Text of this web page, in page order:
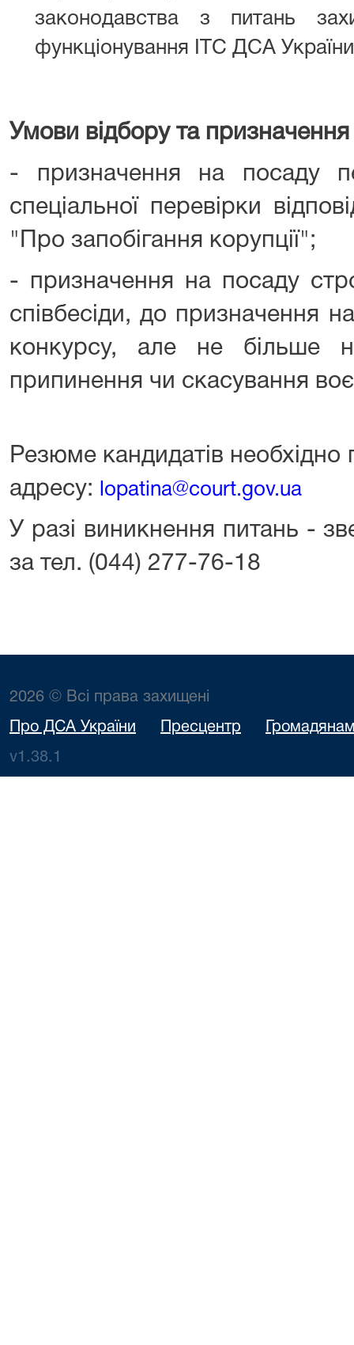
законодавства з питань
функціонування ІТС ДСА
Умови відбору та
- призначення на посаду
спеціальної перевірки
"Про запобігання корупції";
- призначення на посаду
співбесіди, до призначення
конкурсу, але не більше
припинення чи скасування
Резюме кандидатів необхідно
адресу:
lopatina@court.gov.ua
У разі виникнення питань -
за тел. (044) 277-76-18
2026 © Всі права захищені
Про ДСА України Пресцентр
v1.38.1